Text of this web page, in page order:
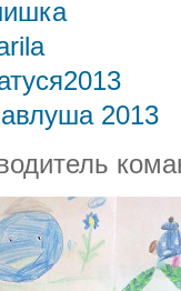
2013